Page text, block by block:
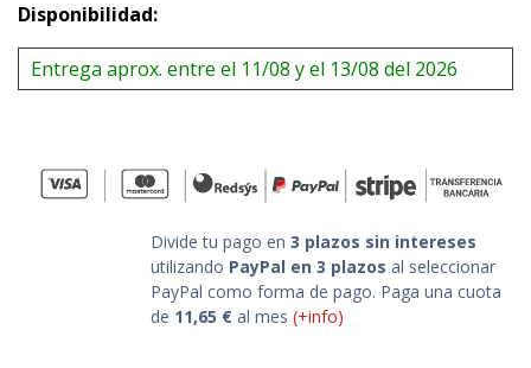
Disponibilidad:
Entrega aprox. entre el 11/08 y el 13/08 del 2026
Divide tu pago en 3 plazos sin intereses
utilizando PayPal en 3 plazos al seleccionar
PayPal como forma de pago. Paga una cuota
de 11,65 € al mes (+info)